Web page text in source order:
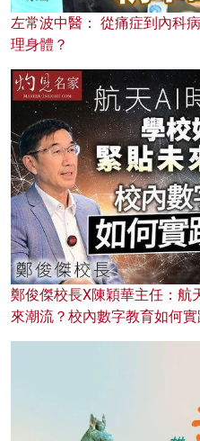
左常波中醫： 從痛症到內科
理身體？
鄭俊傑校長X陳穎華主任：航
來潮流？校內數字教育如何實